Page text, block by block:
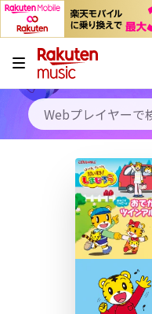
キャンペーン
料金プラン
使い方
初回30日間無料お試し